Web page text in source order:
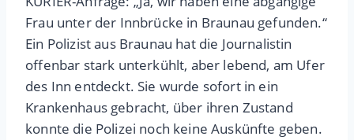
Frau unter der Innbrücke in Braunau gefunden.“
Ein Polizist aus Braunau hat die Journalistin
offenbar stark unterkühlt, aber lebend, am Ufer
des Inn entdeckt. Sie wurde sofort in ein
Krankenhaus gebracht, über ihren Zustand
konnte die Polizei noch keine Auskünfte geben.